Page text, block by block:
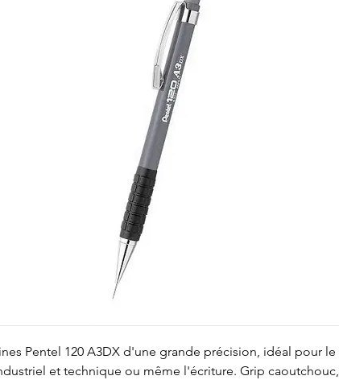
Pentel 120 A3DX d'une grande précision, idéal pour le
et technique ou même l'écriture. Grip caoutchouc,